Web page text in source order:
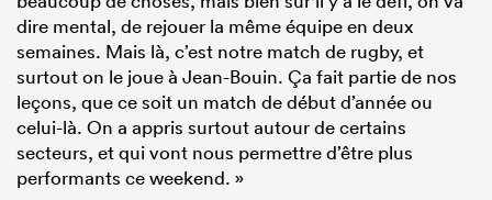
dire mental, de rejouer la même équipe en deux
semaines. Mais là, c’est notre match de rugby, et
surtout on le joue à Jean-Bouin. Ça fait partie de nos
leçons, que ce soit un match de début d’année ou
celui-là. On a appris surtout autour de certains
secteurs, et qui vont nous permettre d’être plus
performants ce weekend. »